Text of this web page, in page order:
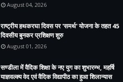
August 04, 2026
राष्ट्रीय हथकरघा दिवस पर 'समर्थ' योजना के तहत 45
दिवसीय बुनकर प्रशिक्षण शुरु
August 01, 2026
सण्डीला में वैदिक शिक्षा के नए युग का शुभारम्भ, महर्षि
याज्ञवल्क्य वेद एवं वैदिक विद्यापीठ का हुआ शिलान्यास